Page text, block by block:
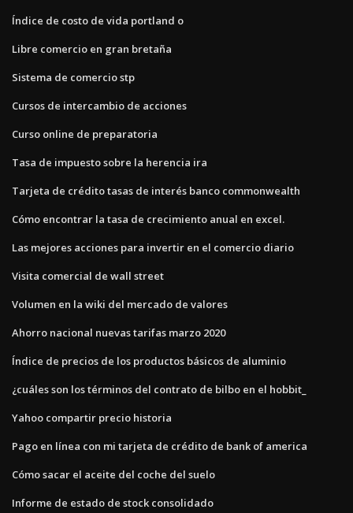
Índice de costo de vida portland o
Libre comercio en gran bretaña
Sistema de comercio stp
Cursos de intercambio de acciones
Curso online de preparatoria
Tasa de impuesto sobre la herencia ira
Tarjeta de crédito tasas de interés banco commonwealth
Cómo encontrar la tasa de crecimiento anual en excel.
Las mejores acciones para invertir en el comercio diario
Visita comercial de wall street
Volumen en la wiki del mercado de valores
Ahorro nacional nuevas tarifas marzo 2020
Índice de precios de los productos básicos de aluminio
¿cuáles son los términos del contrato de bilbo en el hobbit_
Yahoo compartir precio historia
Pago en línea con mi tarjeta de crédito de bank of america
Cómo sacar el aceite del coche del suelo
Informe de estado de stock consolidado